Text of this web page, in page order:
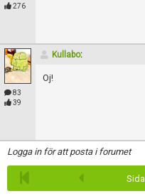
276
83
39
Kullabo:
Oj!
Logga in för att posta i forumet
Sida